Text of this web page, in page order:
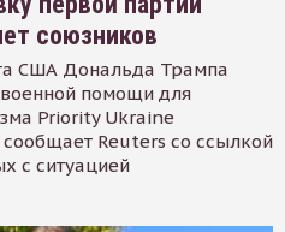
союзников
США Дональда Трампа
помощи для
Priority Ukraine
Reuters со ссылкой
с ситуацией